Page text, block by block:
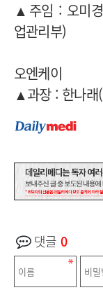
▲주임 : 오미경
업관리부)
오엔케이
▲과장 : 한나래
댓글 0